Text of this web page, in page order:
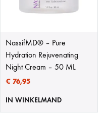
NassifMD®️ – Pure
Hydration Rejuvenating
Night Cream – 50 ML
€ 76,95
IN WINKELMAND